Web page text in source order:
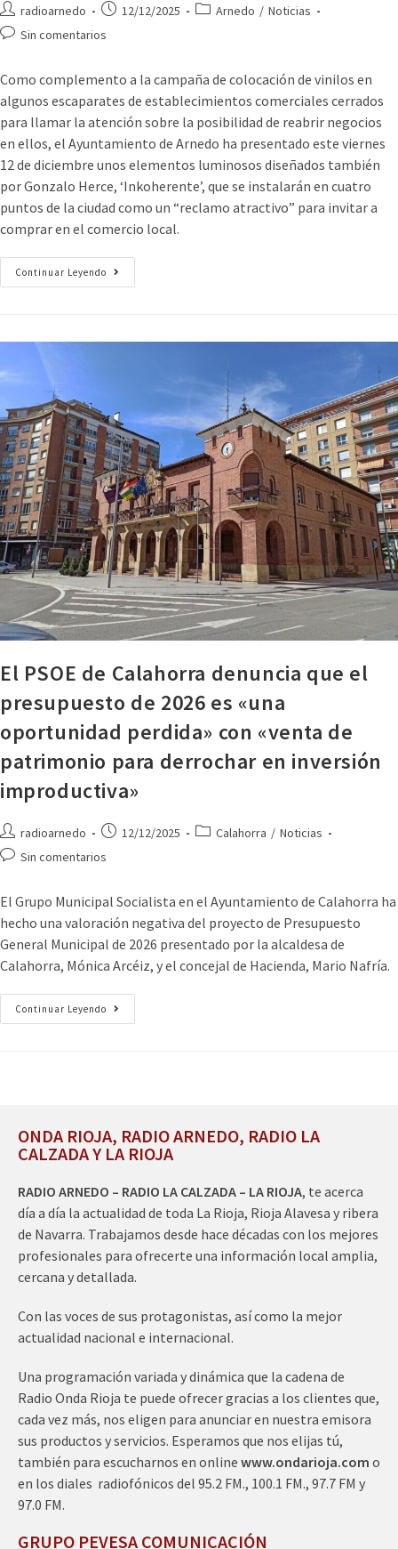
radioarnedo 12/12/2025 Arnedo / Noticias
Sin comentarios
Como complemento a la campaña de colocación de vinilos en
algunos escaparates de establecimientos comerciales cerrados
para llamar la atención sobre la posibilidad de reabrir negocios
en ellos, el Ayuntamiento de Arnedo ha presentado este viernes
12 de diciembre unos elementos luminosos diseñados también
por Gonzalo Herce, ‘Inkoherente’, que se instalarán en cuatro
puntos de la ciudad como un “reclamo atractivo” para invitar a
comprar en el comercio local.
Continuar Leyendo
El PSOE de Calahorra denuncia que el
presupuesto de 2026 es «una
oportunidad perdida» con «venta de
patrimonio para derrochar en inversión
improductiva»
radioarnedo 12/12/2025 Calahorra / Noticias
Sin comentarios
El Grupo Municipal Socialista en el Ayuntamiento de Calahorra ha
hecho una valoración negativa del proyecto de Presupuesto
General Municipal de 2026 presentado por la alcaldesa de
Calahorra, Mónica Arcéiz, y el concejal de Hacienda, Mario Nafría.
Continuar Leyendo
ONDA RIOJA, RADIO ARNEDO, RADIO LA
CALZADA Y LA RIOJA
RADIO ARNEDO – RADIO LA CALZADA – LA RIOJA, te acerca
día a día la actualidad de toda La Rioja, Rioja Alavesa y ribera
de Navarra. Trabajamos desde hace décadas con los mejores
profesionales para ofrecerte una información local amplia,
cercana y detallada.
Con las voces de sus protagonistas, así como la mejor
actualidad nacional e internacional.
Una programación variada y dinámica que la cadena de
Radio Onda Rioja te puede ofrecer gracias a los clientes que,
cada vez más, nos eligen para anunciar en nuestra emisora
sus productos y servicios. Esperamos que nos elijas tú,
también para escucharnos en online www.ondarioja.com o
en los diales radiofónicos del 95.2 FM., 100.1 FM., 97.7 FM y
97.0 FM.
GRUPO PEVESA COMUNICACIÓN